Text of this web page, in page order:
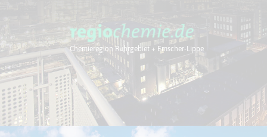
Chemieregion Ruhrgebiet + Emscher-Lippe
Chemieregion